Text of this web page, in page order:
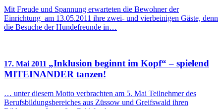
Mit Freude und Spannung erwarteten die Bewohner der
Einrichtung am 13.05.2011 ihre zwei- und vierbeinigen Gäste, denn
die Besuche der Hundefreunde in…
17. Mai 2011 „Inklusion beginnt im Kopf“ – spielend
MITEINANDER tanzen!
… unter diesem Motto verbrachten am 5. Mai Teilnehmer des
Berufsbildungsbereiches aus Züssow und Greifswald ihren